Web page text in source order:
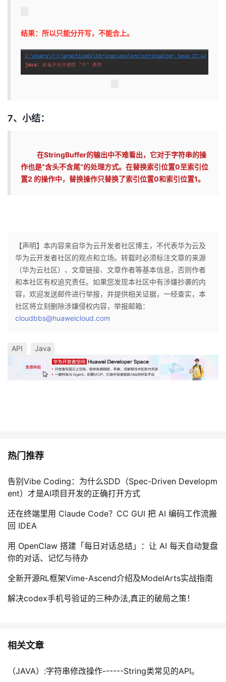
结果：所以只能分开写，不能合上。
7、小结：
在StringBuffer的输出中不难看出，它对于字符串的操
作也是“含头不含尾”的处理方式。在替换索引位置0至索引位
置2 的操作中，替换操作只替换了索引位置0和索引位置1。
【声明】本内容来自华为云开发者社区博主，不代表华为云及
华为云开发者社区的观点和立场。转载时必须标注文章的来源
（华为云社区）、文章链接、文章作者等基本信息，否则作者
和本社区有权追究责任。如果您发现本社区中有涉嫌抄袭的内
容，欢迎发送邮件进行举报，并提供相关证据，一经查实，本
社区将立刻删除涉嫌侵权内容，举报邮箱：
cloudbbs@huaweicloud.com
API Java
热门推荐
告别Vibe Coding：为什么SDD（Spec-Driven Developm
ent）才是AI项目开发的正确打开方式
还在终端里用 Claude Code？CC GUI 把 AI 编码工作流搬
回 IDEA
用 OpenClaw 搭建「每日对话总结」：让 AI 每天自动复盘
你的对话、记忆与待办
全新开源RL框架Vime-Ascend介绍及ModelArts实战指南
解决codex手机号验证的三种办法,真正的破局之策！
相关文章
（JAVA）:字符串修改操作------String类常见的API。